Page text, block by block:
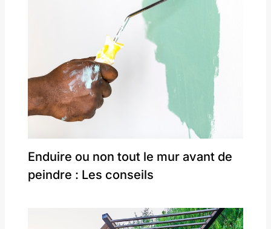
Enduire ou non tout le mur avant de
peindre : Les conseils